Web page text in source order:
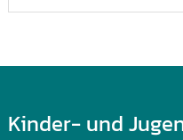
Kinder- und